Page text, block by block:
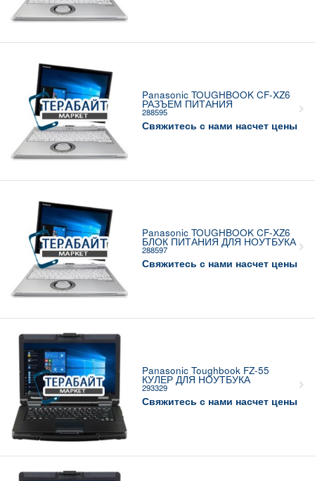
Panasonic TOUGHBOOK CF-XZ6
РАЗЪЕМ ПИТАНИЯ
288595
Свяжитесь с нами насчет цены
Panasonic TOUGHBOOK CF-XZ6
БЛОК ПИТАНИЯ ДЛЯ НОУТБУКА
288597
Свяжитесь с нами насчет цены
Panasonic Toughbook FZ-55
КУЛЕР ДЛЯ НОУТБУКА
293329
Свяжитесь с нами насчет цены